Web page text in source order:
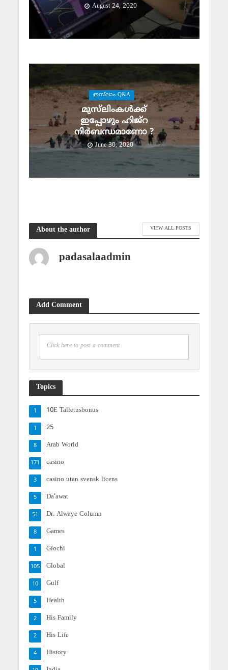
August 24, 2020
ഇസ്‌ലാം-Q&A
മുസ്‌ലിംകള്‍ക്ക്
ഇപ്പോഴും ഹിജ്‌റ
നിര്‍ബന്ധമാണോ ?
June 30, 2020
About the author VIEW ALL POSTS
padasalaadmin
Add Comment
Click here to post a comment
Topics
10E Talletusbonus
1
25
1
Arab World
8
casino
171
casino utan svensk licens
3
Da'awat
5
Dr. Alwaye Column
51
Games
8
Giochi
1
Global
105
Gulf
10
Health
5
His Family
2
His Life
2
History
4